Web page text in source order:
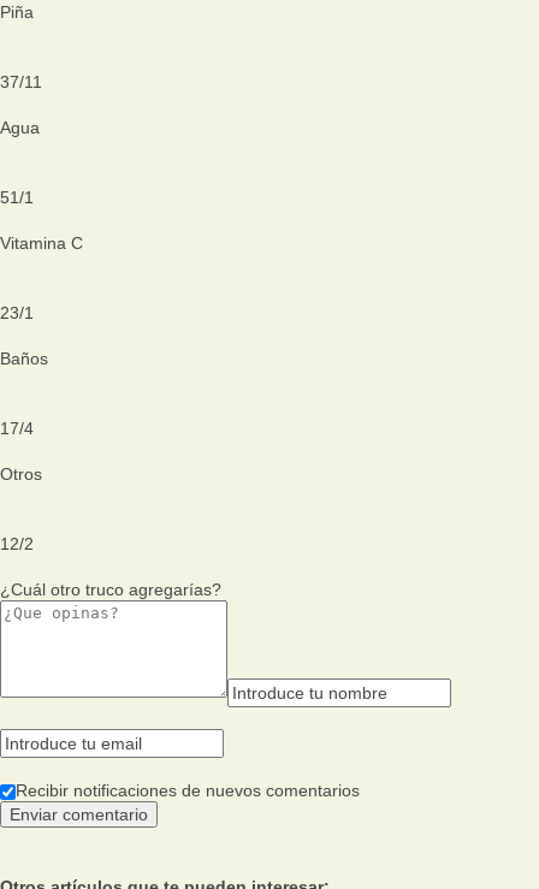
Piña
37/11
Agua
51/1
Vitamina C
23/1
Baños
17/4
Otros
12/2
¿Cuál otro truco agregarías?
Recibir notificaciones de nuevos comentarios